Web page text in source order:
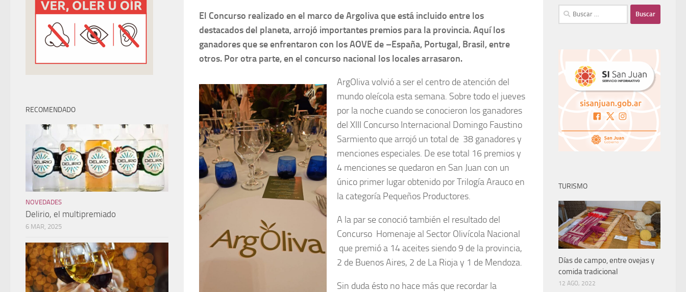
El Concurso realizado en el marco de Argoliva que está incluido entre los
destacados del planeta, arrojó importantes premios para la provincia. Aquí los
ganadores que se enfrentaron con los AOVE de –España, Portugal, Brasil, entre
otros. Por otra parte, en el concurso nacional los locales arrasaron.
ArgOliva volvió a ser el centro de atención del
mundo oleícola esta semana. Sobre todo el jueves
por la noche cuando se conocieron los ganadores
del XIII Concurso Internacional Domingo Faustino
Sarmiento que arrojó un total de 38 ganadores y
menciones especiales. De ese total 16 premios y
4 menciones se quedaron en San Juan con un
único primer lugar obtenido por Trilogía Arauco en
la categoría Pequeños Productores.
A la par se conoció también el resultado del
Concurso Homenaje al Sector Olivícola Nacional
que premió a 14 aceites siendo 9 de la provincia,
2 de Buenos Aires, 2 de La Rioja y 1 de Mendoza.
Sin duda ésto no hace más que recordar la
RECOMENDADO
NOVEDADES
Delirio, el multipremiado
6 MAR, 2025
TURISMO
Días de campo, entre ovejas y
comida tradicional
12 AGO, 2022